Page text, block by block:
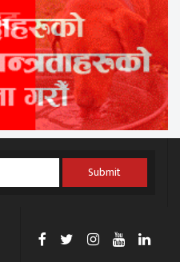
Submit